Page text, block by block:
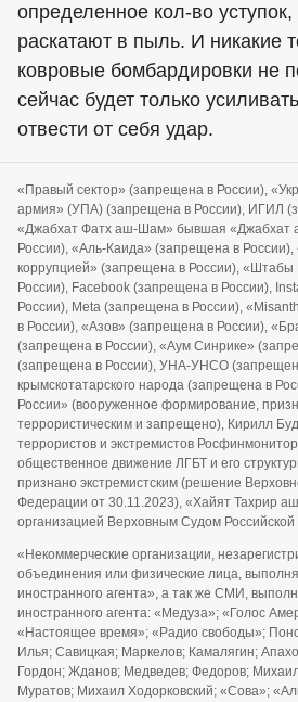
определенное кол-во
раскатают в пыль. И никакие
ковровые бомбардировки не
сейчас будет только
отвести от себя удар.
«Правый сектор» (запрещена в России),
армия» (УПА) (запрещена в России), ИГИЛ
«Джабхат Фатх аш-Шам» бывшая «Джабхат
России), «Аль-Каида» (запрещена в
коррупцией» (запрещена в России),
России), Facebook (запрещена в России),
России), Meta (запрещена в России),
в России), «Азов» (запрещена в России),
(запрещена в России), «Аум Синрике»
(запрещена в России), УНА-УНСО
крымскотатарского народа (запрещена в
России» (вооруженное формирование,
террористическим и запрещено), Кирилл
террористов и экстремистов
общественное движение ЛГБТ и его
признано экстремистским (решение
Федерации от 30.11.2023), «Хайят Тахрир
организацией Верховным Судом
«Некоммерческие организации,
объединения или физические лица,
иностранного агента», а так же СМИ,
иностранного агента: «Медуза»; «Голос
«Настоящее время»; «Радио свободы»;
Илья; Савицкая; Маркелов; Камалягин;
Гордон; Жданов; Медведев; Федоров;
Муратов; Михаил Ходорковский; «Сова»;